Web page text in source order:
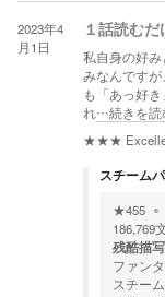
2023年4
月1日
１話読むだ
私自身の好
みなんです
も「あっ好
れ…続きを読
★★★
スチーム
★455
186,769
残酷描
ファン
スチー